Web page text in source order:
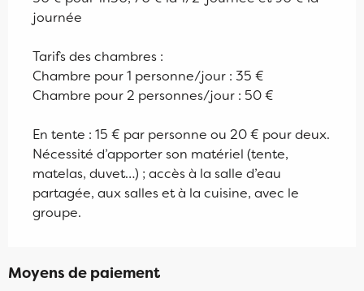
journée
Tarifs des chambres :
Chambre pour 1 personne/jour : 35 €
Chambre pour 2 personnes/jour : 50 €
En tente : 15 € par personne ou 20 € pour deux.
Nécessité d’apporter son matériel (tente,
matelas, duvet…) ; accès à la salle d’eau
partagée, aux salles et à la cuisine, avec le
groupe.
Moyens de paiement